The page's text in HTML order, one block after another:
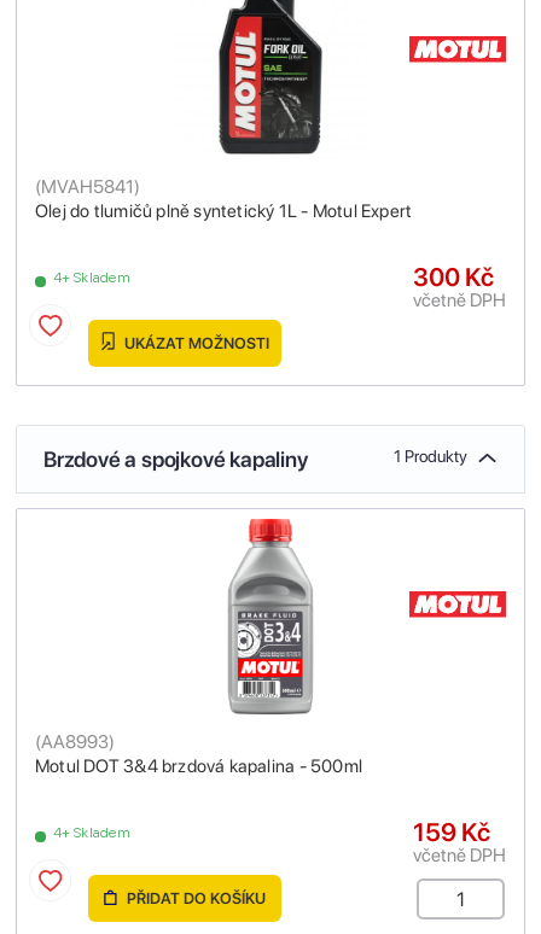
Olej do tlumičů plně syntetický 1L - Motul Expert
(MVAH5841)
4+ Skladem 300 Kč
včetně DPH
UKÁZAT MOŽNOSTI
Brzdové a spojkové kapaliny 1 Produkty
Motul DOT 3&4 brzdová kapalina - 500ml
(AA8993)
4+ Skladem 159 Kč
včetně DPH
PŘIDAT DO KOŠÍKU